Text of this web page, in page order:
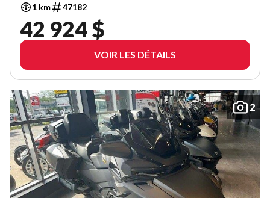
1 km 47182
42 924 $
VOIR LES DÉTAILS
2